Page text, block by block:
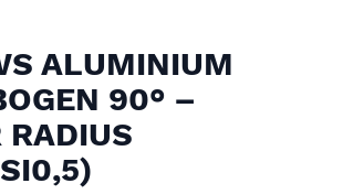
ALUMINIUM
90° –
RADIUS